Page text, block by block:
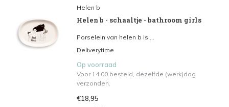
Helen b
Helen b - schaaltje - bathroom girls
Porselein van helen b is ...
Deliverytime
Op voorraad
Voor 14.00 besteld, dezelfde (werk)dag
verzonden.
€18,95